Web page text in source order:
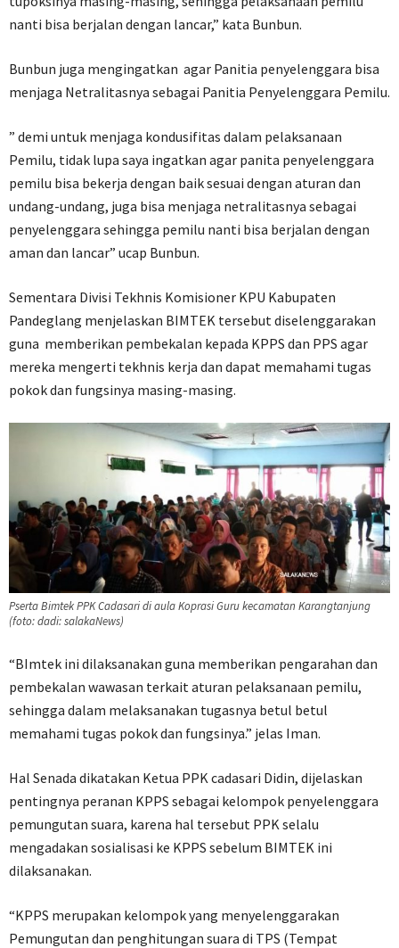
nanti bisa berjalan dengan lancar,” kata Bunbun.
Bunbun juga mengingatkan agar Panitia penyelenggara bisa
menjaga Netralitasnya sebagai Panitia Penyelenggara Pemilu.
” demi untuk menjaga kondusifitas dalam pelaksanaan
Pemilu, tidak lupa saya ingatkan agar panita penyelenggara
pemilu bisa bekerja dengan baik sesuai dengan aturan dan
undang-undang, juga bisa menjaga netralitasnya sebagai
penyelenggara sehingga pemilu nanti bisa berjalan dengan
aman dan lancar” ucap Bunbun.
Sementara Divisi Tekhnis Komisioner KPU Kabupaten
Pandeglang menjelaskan BIMTEK tersebut diselenggarakan
guna memberikan pembekalan kepada KPPS dan PPS agar
mereka mengerti tekhnis kerja dan dapat memahami tugas
pokok dan fungsinya masing-masing.
Pserta Bimtek PPK Cadasari di aula Koprasi Guru kecamatan Karangtanjung
(foto: dadi: salakaNews)
“BImtek ini dilaksanakan guna memberikan pengarahan dan
pembekalan wawasan terkait aturan pelaksanaan pemilu,
sehingga dalam melaksanakan tugasnya betul betul
memahami tugas pokok dan fungsinya.” jelas Iman.
Hal Senada dikatakan Ketua PPK cadasari Didin, dijelaskan
pentingnya peranan KPPS sebagai kelompok penyelenggara
pemungutan suara, karena hal tersebut PPK selalu
mengadakan sosialisasi ke KPPS sebelum BIMTEK ini
dilaksanakan.
“KPPS merupakan kelompok yang menyelenggarakan
Pemungutan dan penghitungan suara di TPS (Tempat